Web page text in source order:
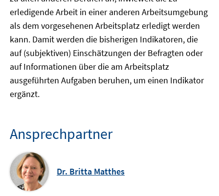
erledigende Arbeit in einer anderen Arbeitsumgebung
als dem vorgesehenen Arbeitsplatz erledigt werden
kann. Damit werden die bisherigen Indikatoren, die
auf (subjektiven) Einschätzungen der Befragten oder
auf Informationen über die am Arbeitsplatz
ausgeführten Aufgaben beruhen, um einen Indikator
ergänzt.
Ansprechpartner
Dr. Britta Matthes